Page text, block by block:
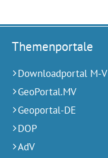
Themenportale
Downloadportal M-V
GeoPortal.MV
Geoportal-DE
DOP
AdV